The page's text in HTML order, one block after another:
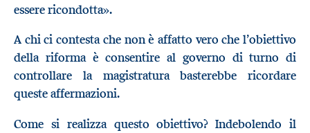
essere ricondotta».
A chi ci contesta che non è affatto vero che l’obiettivo
della riforma è consentire al governo di turno di
controllare la magistratura basterebbe ricordare
queste affermazioni.
Come si realizza questo obiettivo? Indebolendo il